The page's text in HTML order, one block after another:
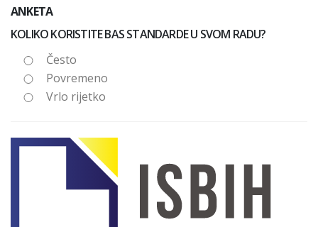
ANKETA
KOLIKO KORISTITE BAS STANDARDE U SVOM RADU?
Često
Povremeno
Vrlo rijetko